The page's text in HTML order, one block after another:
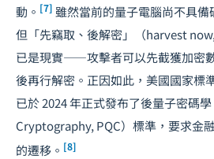
動。 [7] 雖然當前的量子電腦尚不具備
但「先竊取、後解密」（harvest
已是現實——攻擊者可以先截獲加密
後再行解密。正因如此，美國國家標
已於 2024 年正式發布了後量子密碼
Cryptography, PQC）標準，要求金
的遷移。 [8]